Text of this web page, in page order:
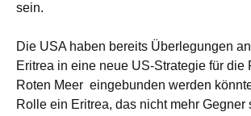
sein.
Die USA haben bereits Überlegungen
Eritrea in eine neue US-Strategie für die
Roten Meer eingebunden werden
Rolle ein Eritrea, das nicht mehr Gegner